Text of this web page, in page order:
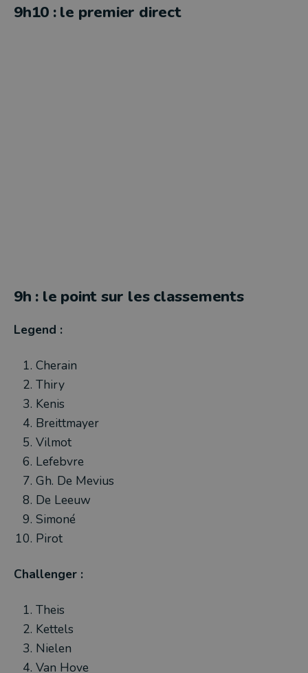
9h10 : le premier direct
9h : le point sur les classements
Legend :
Cherain
Thiry
Kenis
Breittmayer
Vilmot
Lefebvre
Gh. De Mevius
De Leeuw
Simoné
Pirot
Challenger :
Theis
Kettels
Nielen
Van Hove